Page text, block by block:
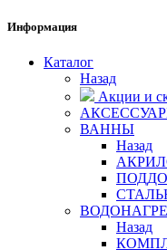
Информация
Каталог
Назад
Акции и
ВАННЫ
Назад
Назад